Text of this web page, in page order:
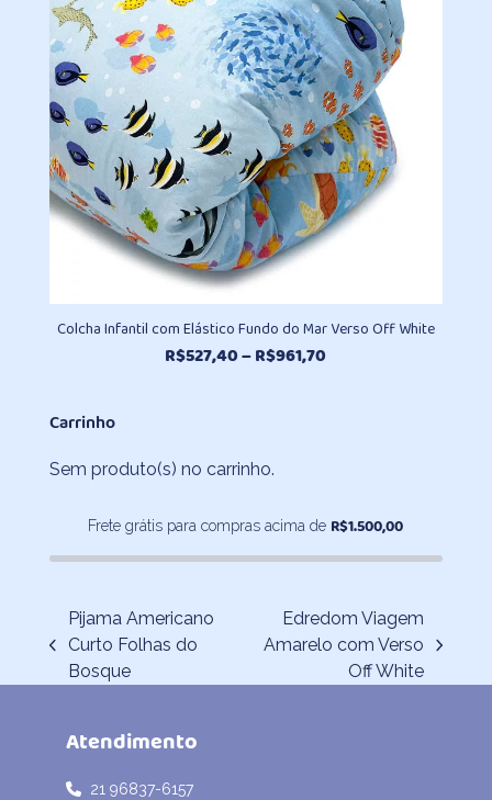
Colcha Infantil com Elástico Fundo do Mar Verso Off White
R$527,40–R$961,70
Carrinho
Sem produto(s) no carrinho.
Frete grátis para compras acima de R$1.500,00
previous
post:
Pijama Americano
Curto Folhas do
Bosque
next
post:
Edredom Viagem
Amarelo com Verso
Off White
Atendimento
21 96837-6157